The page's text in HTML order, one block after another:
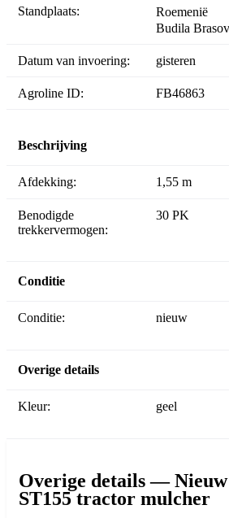
Standplaats:
Roemenië
Budila Brasov
Datum van invoering: gisteren
Agroline ID: FB46863
Beschrijving
Afdekking: 1,55 m
Benodigde
trekkervermogen:
30 PK
Conditie
Conditie: nieuw
Overige details
Kleur: geel
Overige details —
ST155 tractor mulcher